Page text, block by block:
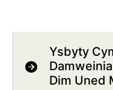
Ysbyty
Dim Uned